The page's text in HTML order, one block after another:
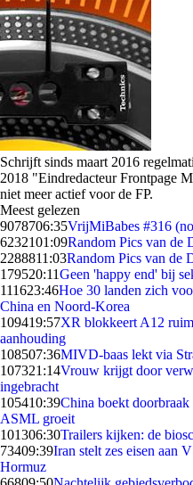
Schrijft sinds maart 2016
2018 "Eindredacteur Frontpage
niet meer actief voor de FP.
Meest gelezen
9078706:35VrijMiBabes #316
6232101:09Random Pics van de
2288811:03Random Pics van de
179520:11Geen 'happy end' bij
111623:46Hoe 30 landen zich
China en Noord-Korea
109419:57XR blokkeert A12
aanhouding
108507:36MIVD-baas lekt via
107321:14Vrouw krijgt door
ingebracht
105410:39China boekt
ASML groeit
101306:30Trailers kijken: de
73409:39Iran stelt zes eisen aan
Hormuz